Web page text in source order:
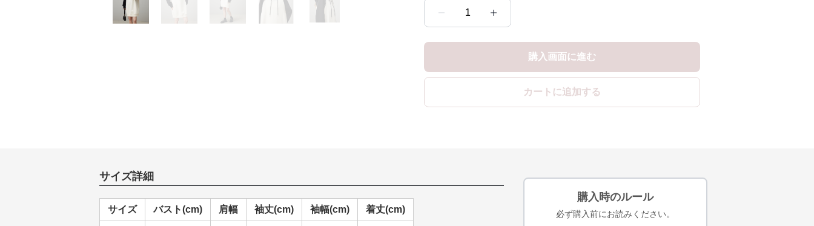
1
購入画面に進む
カートに追加する
サイズ詳細
サイズ バスト(cm) 肩幅 袖丈(cm) 袖幅(cm) 着丈(cm)
購入時のルール
必ず購入前にお読みください。